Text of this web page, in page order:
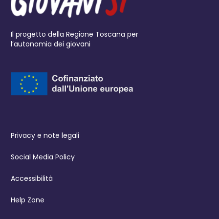
Il progetto della Regione Toscana per
l’autonomia dei giovani
Privacy e note legali
Social Media Policy
Accessibilità
Help Zone